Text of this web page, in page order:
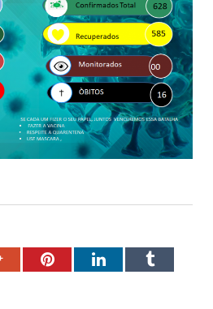
Google+PinterestLinkedInTumblr